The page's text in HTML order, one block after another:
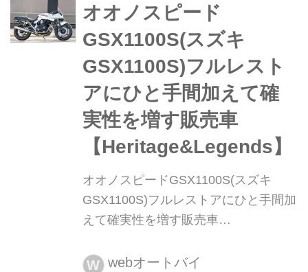
は、ユーザーが困ることを減らし、長
く乗る環境作りを続けていくという。
まずは前編から。後編はこちら。※本
企画はHeritage&L...
オオノスピード
GSX1100S(スズキ
GSX1100S)フルレスト
アにひと手間加えて確
実性を増す販売車
【Heritage&Legends】
オオノスピードGSX1100S(スズキ
GSX1100S)フルレストアにひと手間加
えて確実性を増す販売車
ジェンズ|Heritage & Legends 愛車との
W webオートバイ